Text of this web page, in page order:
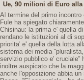
Ue, 90 milioni di Euro alla
Al termine del primo
Fule ha spiegato
Chisinau: la prima e' quella
rendano le istituzioni al di
priorita' e' quella della lotta
sistema dei media
servizio pubblico e' cruciale''
inoltre auspicato che la
anche l'opposizione abbia